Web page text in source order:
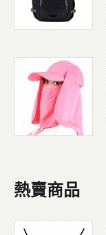
熱賣商品